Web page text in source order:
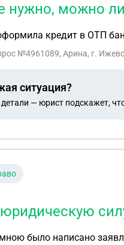
нужно, можно ли
кредит в ОТП
№4961089, Арина, г.
ситуация?
— юрист подскажет,
было написано